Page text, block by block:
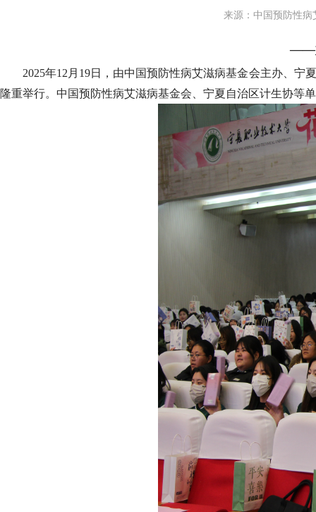
来源：中国预防性
——
2025年12月19日，由中国预防性病艾滋病基金会主办、
隆重举行。中国预防性病艾滋病基金会、宁夏自治区计生协等